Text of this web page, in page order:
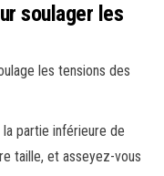
soulager les
les tensions des
partie inférieure de
taille, et asseyez-vous